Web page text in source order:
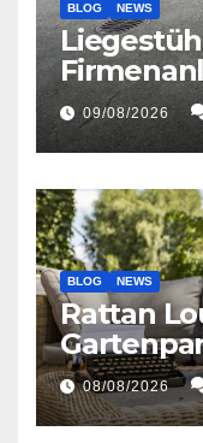
BLOG NEWS
09/08/2026
BLOG NEWS
Rattan
08/08/2026